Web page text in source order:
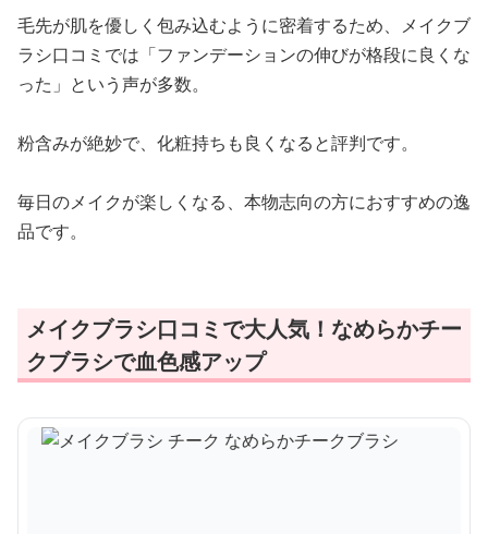
毛先が肌を優しく包み込むように密着するため、メイクブ
ラシ口コミでは「ファンデーションの伸びが格段に良くな
った」という声が多数。
粉含みが絶妙で、化粧持ちも良くなると評判です。
毎日のメイクが楽しくなる、本物志向の方におすすめの逸
品です。
メイクブラシ口コミで大人気！なめらかチー
クブラシで血色感アップ